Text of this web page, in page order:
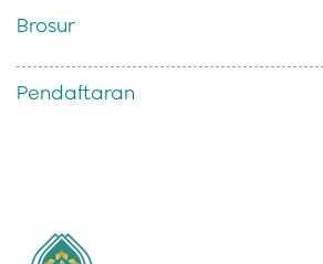
Brosur
Pendaftaran